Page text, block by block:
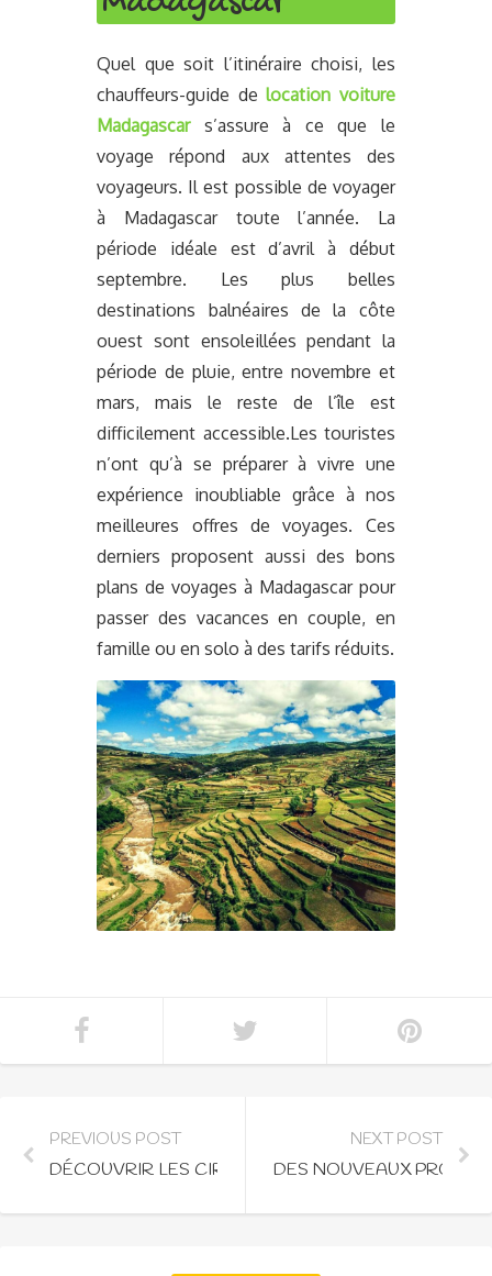
Quel que soit l’itinéraire choisi, les
chauffeurs-guide delocation voiture
Madagascars’assure à ce que le
voyage répond aux attentes des
voyageurs. Il est possible de voyager
à Madagascar toute l’année. La
période idéale est d’avril à début
septembre. Les plus belles
destinations balnéaires de la côte
ouest sont ensoleillées pendant la
période de pluie, entre novembre et
mars, mais le reste de l’île est
difficilement accessible.Les touristes
n’ont qu’à se préparer à vivre une
expérience inoubliable grâce à nos
meilleures offres de voyages. Ces
derniers proposent aussi des bons
plans de voyages à Madagascar pour
passer des vacances en couple, en
famille ou en solo à des tarifs réduits.
PREVIOUS POST
DÉCOUVRIR LES CIRCUITS ÉCOTOURISME À
NEXT POST
DES NOUVEAUX